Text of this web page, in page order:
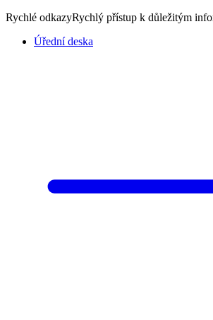
Rychlé odkazyRychlý přístup k důležitým
Úřední deska